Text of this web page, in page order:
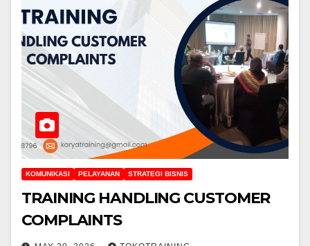
KOMUNIKASI PELAYANAN STRATEGI BISNIS
TRAINING HANDLING CUSTOMER
COMPLAINTS